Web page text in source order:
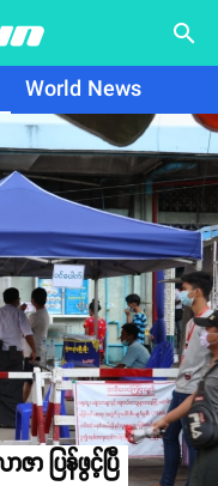
search
World News
ာ ပြန်ဖွင့်ပြီ